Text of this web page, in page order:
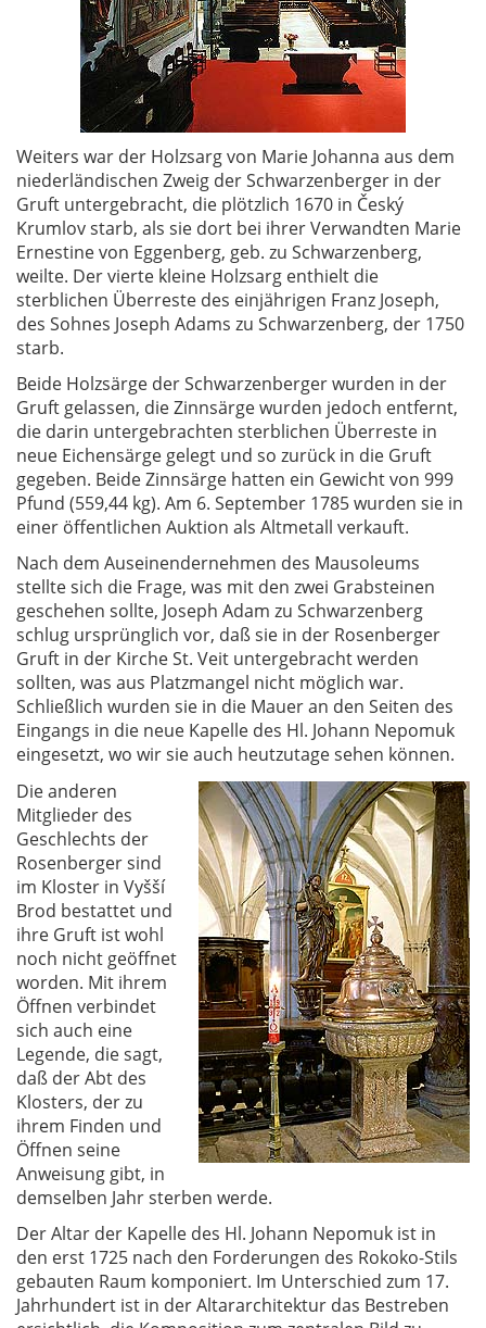
Weiters war der Holzsarg von Marie Johanna aus dem
niederländischen Zweig der Schwarzenberger in der
Gruft untergebracht, die plötzlich 1670 in Český
Krumlov starb, als sie dort bei ihrer Verwandten Marie
Ernestine von Eggenberg, geb. zu Schwarzenberg,
weilte. Der vierte kleine Holzsarg enthielt die
sterblichen Überreste des einjährigen Franz Joseph,
des Sohnes Joseph Adams zu Schwarzenberg, der 1750
starb.
Beide Holzsärge der Schwarzenberger wurden in der
Gruft gelassen, die Zinnsärge wurden jedoch entfernt,
die darin untergebrachten sterblichen Überreste in
neue Eichensärge gelegt und so zurück in die Gruft
gegeben. Beide Zinnsärge hatten ein Gewicht von 999
Pfund (559,44 kg). Am 6. September 1785 wurden sie in
einer öffentlichen Auktion als Altmetall verkauft.
Nach dem Auseinendernehmen des Mausoleums
stellte sich die Frage, was mit den zwei Grabsteinen
geschehen sollte, Joseph Adam zu Schwarzenberg
schlug ursprünglich vor, daß sie in der Rosenberger
Gruft in der Kirche St. Veit untergebracht werden
sollten, was aus Platzmangel nicht möglich war.
Schließlich wurden sie in die Mauer an den Seiten des
Eingangs in die neue Kapelle des Hl. Johann Nepomuk
eingesetzt, wo wir sie auch heutzutage sehen können.
Die anderen
Mitglieder des
Geschlechts der
Rosenberger sind
im Kloster in Vyšší
Brod bestattet und
ihre Gruft ist wohl
noch nicht geöffnet
worden. Mit ihrem
Öffnen verbindet
sich auch eine
Legende, die sagt,
daß der Abt des
Klosters, der zu
ihrem Finden und
Öffnen seine
Anweisung gibt, in
demselben Jahr sterben werde.
Der Altar der Kapelle des Hl. Johann Nepomuk ist in
den erst 1725 nach den Forderungen des Rokoko-Stils
gebauten Raum komponiert. Im Unterschied zum 17.
Jahrhundert ist in der Altararchitektur das Bestreben